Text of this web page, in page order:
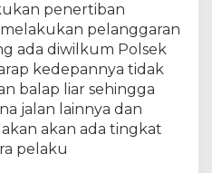
penertiban
pelanggaran
ada diwilkum Polsek
kedepannya tidak
balap liar sehingga
jalan lainnya dan
akan ada tingkat
pelaku